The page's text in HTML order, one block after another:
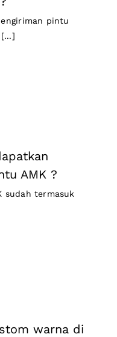
pintu
AMK ?
sudah termasuk
warna di